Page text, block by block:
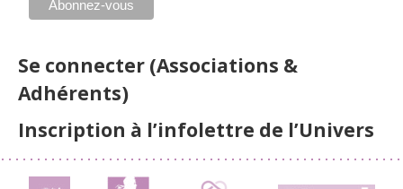
Se connecter (Associations &
Adhérents)
Inscription à l’infolettre de l’Univers